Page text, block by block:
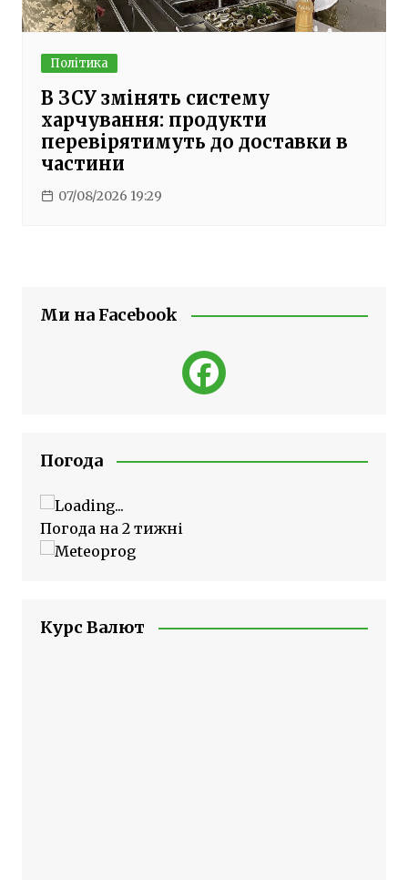
Політика
В ЗСУ змінять систему
харчування: продукти
перевірятимуть до доставки в
частини
07/08/2026 19:29
Ми на Facebook
Погода
Погода на 2 тижні
Курс Валют